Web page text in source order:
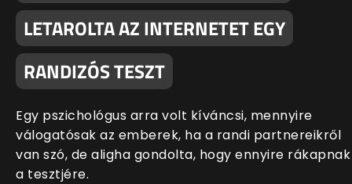
LETAROLTA AZ INTERNETET EGY
RANDIZÓS TESZT
Egy pszichológus arra volt kíváncsi, mennyire
válogatósak az emberek, ha a randi partnereikről
van szó, de aligha gondolta, hogy ennyire rákapnak
a tesztjére.